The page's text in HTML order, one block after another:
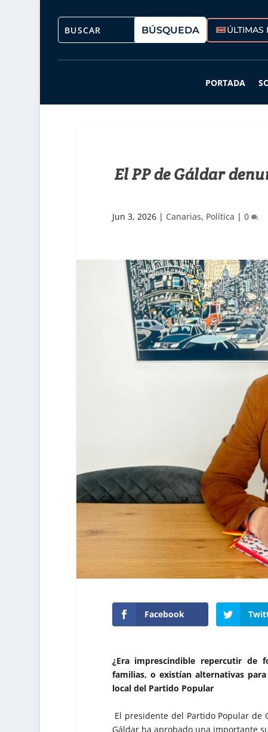
ÚLTIMAS
PORTADA
El PP de Gáldar
Jun 3, 2026| Canarias, Política | 0
Facebook
¿Era imprescindible repercutir de
familias, o existían alternativas
local del Partido Popular
El presidente del Partido Popular de
Gáldar ha aprobado una importante